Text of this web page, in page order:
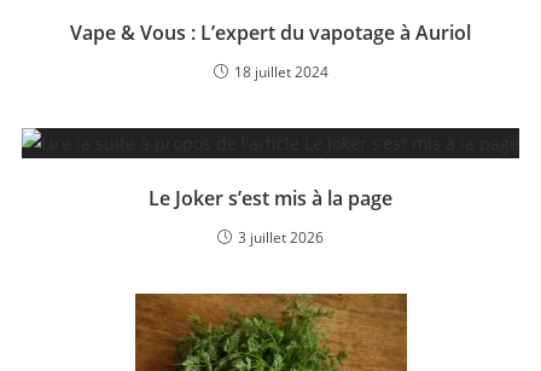
Vape & Vous : L’expert du vapotage à Auriol
18 juillet 2024
Le Joker s’est mis à la page
3 juillet 2026